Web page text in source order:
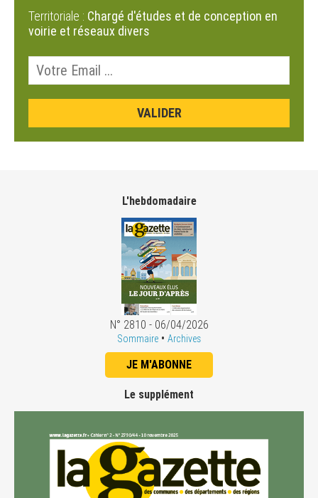
Territoriale : Chargé d'études et de conception en
voirie et réseaux divers
L'hebdomadaire
N° 2810 - 06/04/2026
Sommaire • Archives
JE M'ABONNE
Le supplément